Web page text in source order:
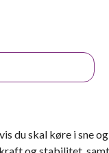
du skal køre i sne